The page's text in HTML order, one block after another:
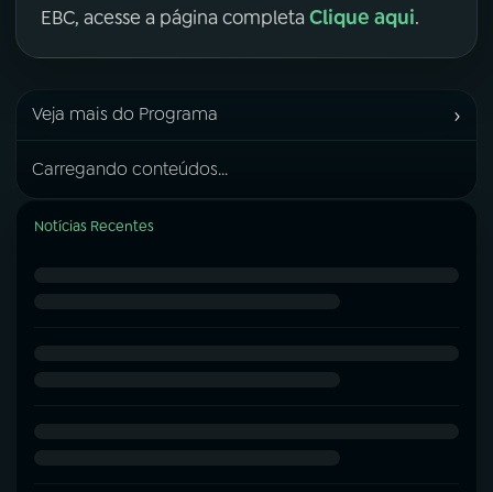
EBC, acesse a página completa Clique aqui.
Veja mais do Programa ›
Carregando conteúdos...
Notícias Recentes